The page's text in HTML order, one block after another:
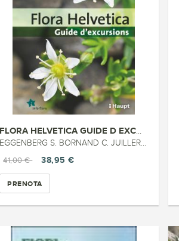
FLORA HELVETICA GUIDE D EXCURS...
EGGENBERG S. BORNAND C. JUILLERAT P. JUTZI M. (2018)
41,00 €
38,95 €
PRENOTA